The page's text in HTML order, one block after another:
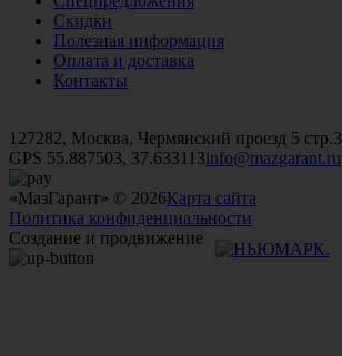
Скидки
Полезная информация
Оплата и доставка
Контакты
127282, Москва, Чермянский проезд 5 стр.3
GPS 55.887503, 37.633113info@mazgarant.ru
«МазГарант» © 2026Карта сайта
Политика конфиденциальности
Создание и продвижение